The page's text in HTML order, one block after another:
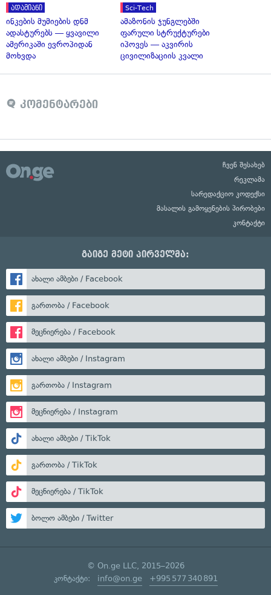
ადამიანი
ინკების მუმიების დნმ
ადასტურებს — ყვავილი
ამერიკაში ევროპიდან
მოხვდა
Sci-Tech
ამაზონის ჯუნგლებში
ფარული სტრუქტურები
იპოვეს — აკვირის
ცივილიზაციის კვალი
კომენტარები
ჩვენ შესახებ
რეკლამა
სარედაქციო კოდექსი
მასალის გამოყენების პირობები
კონტაქტი
გაიგე მეტი პირველმა:
ახალი ამბები / Facebook
გართობა / Facebook
მეცნიერება / Facebook
ახალი ამბები / Instagram
გართობა / Instagram
მეცნიერება / Instagram
ახალი ამბები / TikTok
გართობა / TikTok
მეცნიერება / TikTok
ბოლო ამბები / Twitter
© On.ge LLC, 2015–2026
კონტაქტი: info@on.ge +995 577 340 891